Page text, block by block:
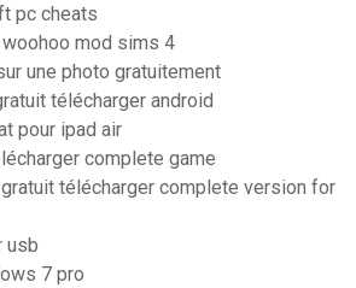
pc cheats
mod sims 4
une photo gratuitement
télécharger android
pour ipad air
complete game
télécharger complete version for
usb
7 pro